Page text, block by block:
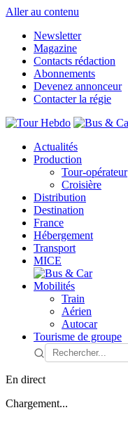
Aller au contenu
Newsletter
Magazine
Contacts rédaction
Abonnements
Devenez annonceur
Contacter la régie
Actualités
Production
Tour-opérateur
Croisière
Distribution
Destination
France
Hébergement
Transport
MICE
Mobilités
Train
Aérien
Autocar
Tourisme de groupe
En direct
Chargement...